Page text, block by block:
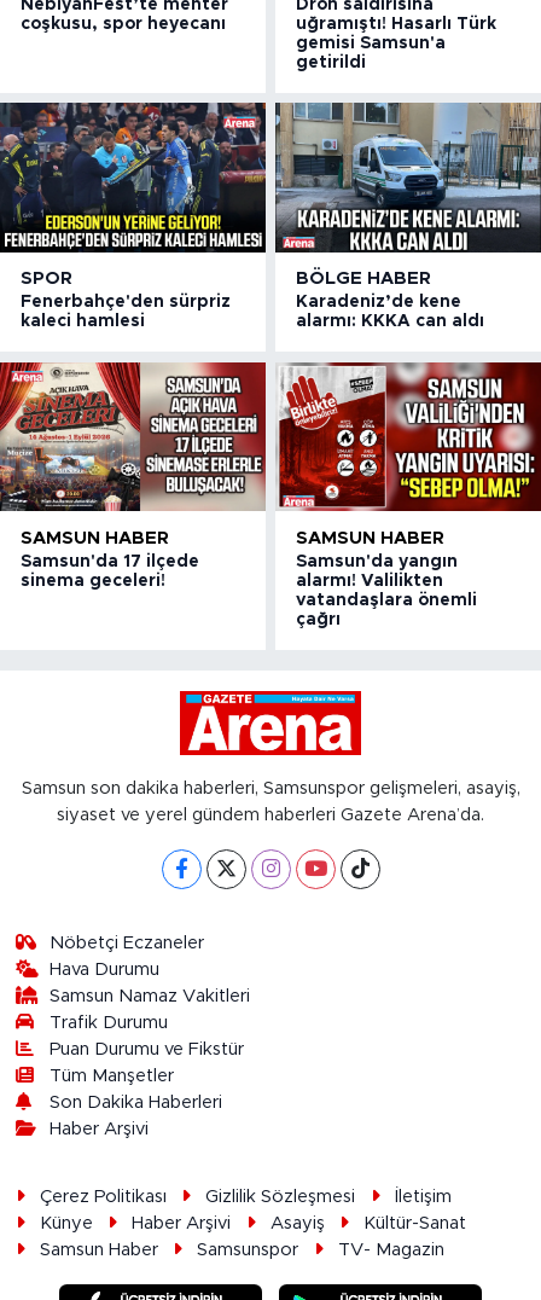
NebiyanFest’te mehter
coşkusu, spor heyecanı
Dron saldırısına
uğramıştı! Hasarlı Türk
gemisi Samsun'a
getirildi
SPOR
Fenerbahçe'den sürpriz
kaleci hamlesi
BÖLGE HABER
Karadeniz’de kene
alarmı: KKKA can aldı
SAMSUN HABER
Samsun'da 17 ilçede
sinema geceleri!
SAMSUN HABER
Samsun'da yangın
alarmı! Valilikten
vatandaşlara önemli
çağrı
Samsun son dakika haberleri, Samsunspor gelişmeleri, asayiş,
siyaset ve yerel gündem haberleri Gazete Arena’da.
Nöbetçi Eczaneler
Hava Durumu
Samsun Namaz Vakitleri
Trafik Durumu
Puan Durumu ve Fikstür
Tüm Manşetler
Son Dakika Haberleri
Haber Arşivi
Çerez Politikası Gizlilik Sözleşmesi
İletişim
Künye
Haber Arşivi Asayiş
Kültür-Sanat
Samsun Haber
Samsunspor TV- Magazin